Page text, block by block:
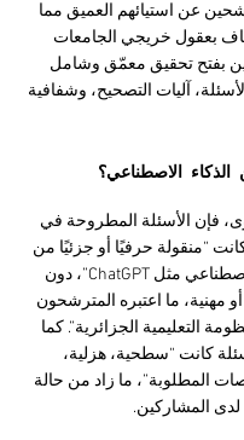
عن استيائهم العميق مما
بعقول خريجي الجامعات
بفتح تحقيق معمّق وشامل
آليات التصحيح، وشفافية
الاصطناعي؟
فإن الأسئلة المطروحة في
“منقولة حرفيًا أو جزئيًا من
تطبيقات الذكاء الاصطناعي مثل ChatGPT”، دون
مهنية، ما اعتبره المترشحون
التعليمية الجزائرية”. كما
كانت “سطحية، هزلية،
المطلوبة”، ما زاد من حالة
لدى المشاركين.